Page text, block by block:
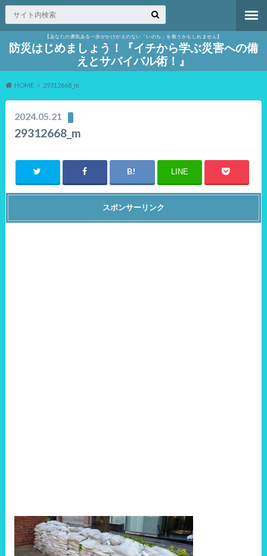
【あなたの勇気ある一歩がかけがえのない「いのち」を救うかもしれません】
防災はじめましょう！『イチから学ぶ災害への備
えとサバイバル術！』
HOME 29312668_m
2024.05.21
29312668_m
LINE
スポンサーリンク